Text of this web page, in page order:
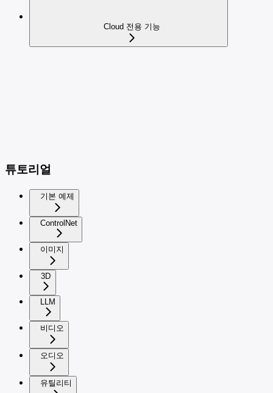
Cloud 전용 기능
튜토리얼
기본 예제
ControlNet
이미지
3D
LLM
비디오
오디오
유틸리티